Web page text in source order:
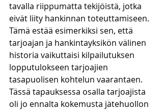
tavalla riippumatta tekijöistä, jotka
eivät liity hankinnan toteuttamiseen.
Tämä estää esimerkiksi sen, että
tarjoajan ja hankintayksikön välinen
historia vaikuttaisi kilpailutuksen
lopputulokseen tarjoajien
tasapuolisen kohtelun vaarantaen.
Tässä tapauksessa osalla tarjoajista
oli jo ennalta kokemusta jätehuollon